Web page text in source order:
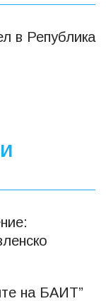
в Република
на БАИТ”